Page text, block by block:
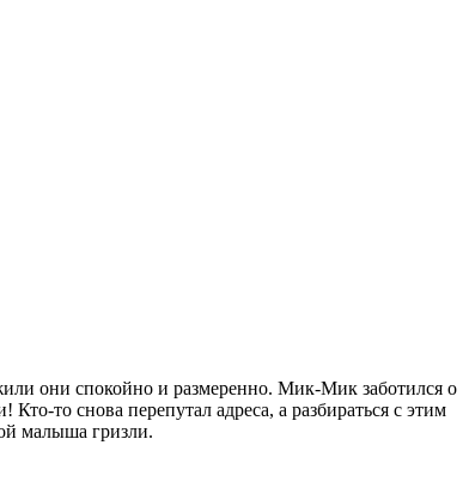
они спокойно и размеренно. Мик-Мик заботился о
то снова перепутал адреса, а разбираться с этим
малыша гризли.